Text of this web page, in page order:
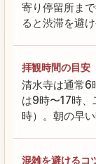
寄り停留所ま
ると渋滞を避
拝観時間の目安
清水寺は通常6
は9時〜17時
時）。朝の早
混雑を避けるコ